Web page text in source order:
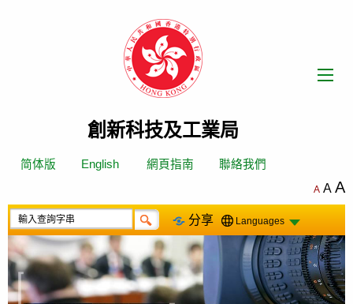
創新科技及工業局
简体版 English 網頁指南 聯絡我們
A A A
分享 Languages